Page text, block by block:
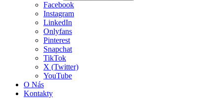
Facebook
Instagram
LinkedIn
Onlyfans
Pinterest
Snapchat
TikTok
X (Twitter)
YouTube
O Nás
Kontakty